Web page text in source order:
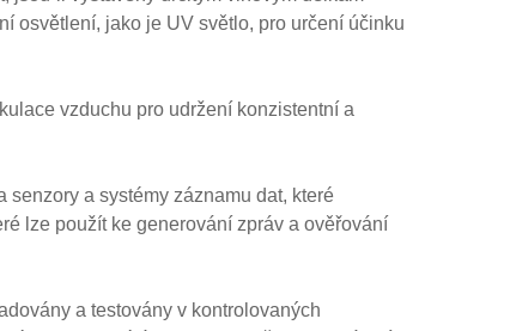
osvětlení, jako je UV světlo, pro určení účinku
vzduchu pro udržení konzistentní a
a systémy záznamu dat, které
lze použít ke generování zpráv a ověřování
a testovány v kontrolovaných